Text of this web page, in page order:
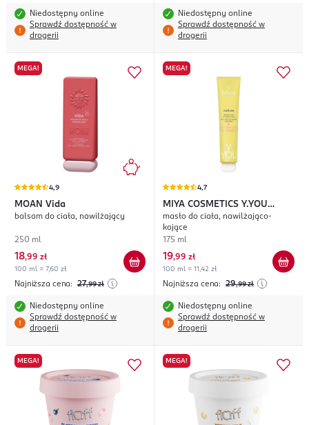
Niedostępny online
Sprawdź dostępność w
drogerii
Niedostępny online
Sprawdź dostępność w
drogerii
MEGA!
4,9
MOAN Vida
balsam do ciała, nawilżający
250 ml
18,99 zł
100 ml = 7,60 zł
Najniższa cena: 27,99 zł
Niedostępny online
Sprawdź dostępność w
drogerii
MEGA!
4,7
MIYA COSMETICS Y.YOU
melt.me
masło do ciała, nawilżająco-
kojące
175 ml
19,99 zł
100 ml = 11,42 zł
Najniższa cena: 29,99 zł
Niedostępny online
Sprawdź dostępność w
drogerii
MEGA! MEGA!